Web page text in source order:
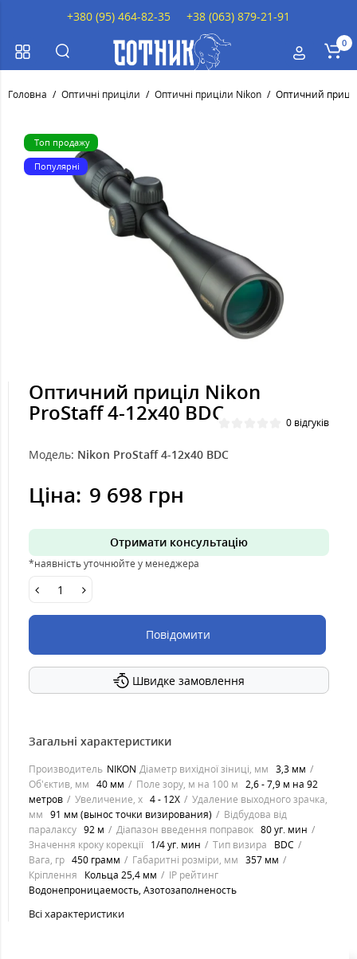
0
Головна Оптичні приціли Оптичні приціли Nikon Оптичний
Топ продажу
Популярні
Оптичний приціл Nikon
ProStaff 4-12x40 BDC 0 відгуків
Модель: Nikon ProStaff 4-12x40 BDC
Ціна: 9 698 грн
Отримати консультацію
*наявність уточнюйте у менеджера
Повідомити
Швидке замовлення
Загальні характеристики
Производитель NIKON Діаметр вихідної зіниці, мм 3,3 мм
Об'єктив, мм 40 мм Поле зору, м на 100 м 2,6 - 7,9 м на 92
метров
Увеличение, х 4 - 12Х
Удаление выходного зрачка,
мм 91 мм (вынос точки визирования)
Відбудова від
паралаксу 92 м Діапазон введення поправок 80 уг. мин
Значення кроку корекції 1/4 уг. мин Тип визира
BDC
Вага, гр 450 грамм Габаритні розміри, мм 357 мм
Кріплення
Кольца 25,4 мм
IP рейтинг
Водонепроницаемость, Азотозаполненость
Всі характеристики
+380 (95) 464-82-35 +38 (063) 879-21-91